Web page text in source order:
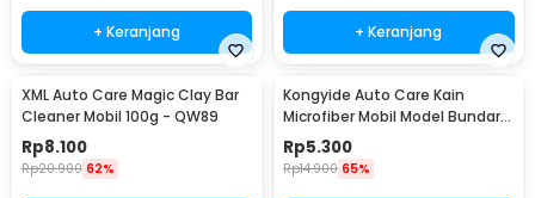
+ Keranjang + Keranjang
XML Auto Care Magic Clay Bar
Cleaner Mobil 100g - QW89
Rp8.100
Rp20.900 62%
Kongyide Auto Care Kain
Microfiber Mobil Model Bundar -
L-20
Rp5.300
Rp14.900 65%